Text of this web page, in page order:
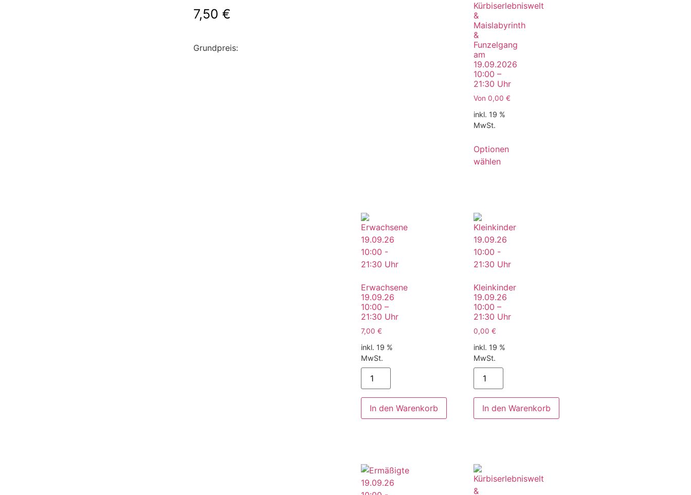
7,50€
Grundpreis:
Kürbiserlebniswelt
&
Maislabyrinth
&
Funzelgang
am
19.09.2026
10:00 –
21:30 Uhr
Von 0,00 €
inkl. 19 %
MwSt.
Optionen
wählen
Erwachsene
19.09.26
10:00 –
21:30 Uhr
7,00 €
inkl. 19 %
MwSt.
In den Warenkorb
Kleinkinder
19.09.26
10:00 –
21:30 Uhr
0,00 €
inkl. 19 %
MwSt.
In den Warenkorb